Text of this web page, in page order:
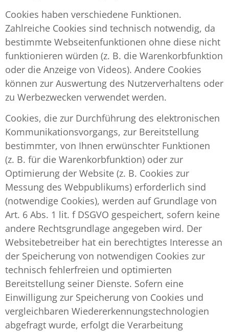
Cookies haben verschiedene Funktionen.
Zahlreiche Cookies sind technisch notwendig, da
bestimmte Webseitenfunktionen ohne diese nicht
funktionieren würden (z. B. die Warenkorbfunktion
oder die Anzeige von Videos). Andere Cookies
können zur Auswertung des Nutzerverhaltens oder
zu Werbezwecken verwendet werden.
Cookies, die zur Durchführung des elektronischen
Kommunikationsvorgangs, zur Bereitstellung
bestimmter, von Ihnen erwünschter Funktionen
(z. B. für die Warenkorbfunktion) oder zur
Optimierung der Website (z. B. Cookies zur
Messung des Webpublikums) erforderlich sind
(notwendige Cookies), werden auf Grundlage von
Art. 6 Abs. 1 lit. f DSGVO gespeichert, sofern keine
andere Rechtsgrundlage angegeben wird. Der
Websitebetreiber hat ein berechtigtes Interesse an
der Speicherung von notwendigen Cookies zur
technisch fehlerfreien und optimierten
Bereitstellung seiner Dienste. Sofern eine
Einwilligung zur Speicherung von Cookies und
vergleichbaren Wiedererkennungstechnologien
abgefragt wurde, erfolgt die Verarbeitung